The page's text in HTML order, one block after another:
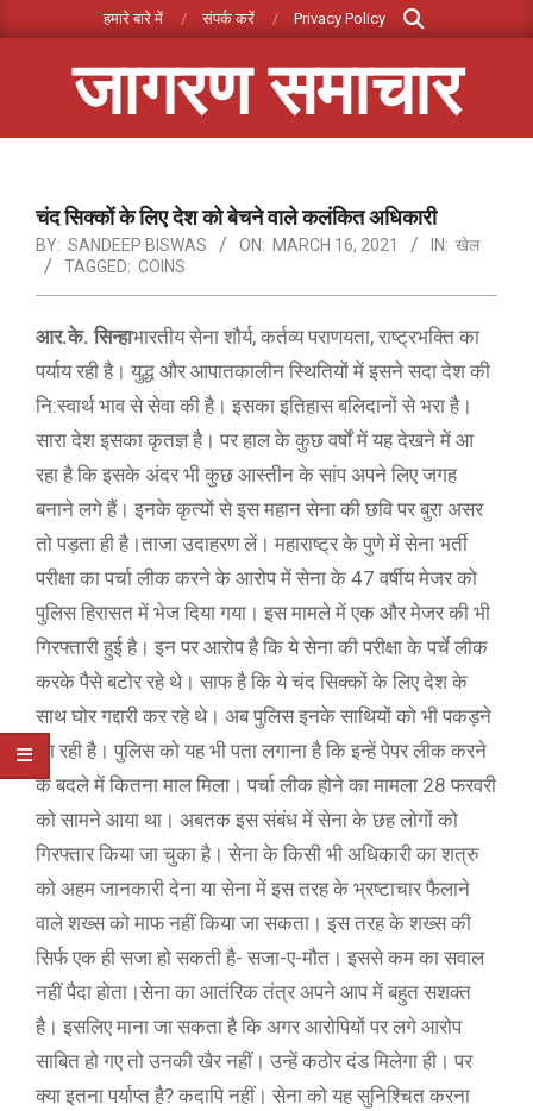
to
हमारे बारे में संपर्क करें Privacy Policy
Search
जागरण समाचार
Menuचंद सिक्कों के लिए देश को बेचने वाले कलंकित अधिकारी
BY: SANDEEP BISWAS ON: MARCH 16, 2021 IN: खेल
TAGGED: COINS
आर.के. सिन्हाभारतीय सेना शौर्य, कर्तव्य पराणयता, राष्ट्रभक्ति का
पर्याय रही है। युद्ध और आपातकालीन स्थितियों में इसने सदा देश की
नि:स्वार्थ भाव से सेवा की है। इसका इतिहास बलिदानों से भरा है।
सारा देश इसका कृतज्ञ है। पर हाल के कुछ वर्षों में यह देखने में आ
रहा है कि इसके अंदर भी कुछ आस्तीन के सांप अपने लिए जगह
बनाने लगे हैं। इनके कृत्यों से इस महान सेना की छवि पर बुरा असर
तो पड़ता ही है।ताजा उदाहरण लें। महाराष्ट्र के पुणे में सेना भर्ती
परीक्षा का पर्चा लीक करने के आरोप में सेना के 47 वर्षीय मेजर को
पुलिस हिरासत में भेज दिया गया। इस मामले में एक और मेजर की भी
गिरफ्तारी हुई है। इन पर आरोप है कि ये सेना की परीक्षा के पर्चे लीक
करके पैसे बटोर रहे थे। साफ है कि ये चंद सिक्कों के लिए देश के
साथ घोर गद्दारी कर रहे थे। अब पुलिस इनके साथियों को भी पकड़ने
जा रही है। पुलिस को यह भी पता लगाना है कि इन्हें पेपर लीक करने
के बदले में कितना माल मिला। पर्चा लीक होने का मामला 28 फरवरी
को सामने आया था। अबतक इस संबंध में सेना के छह लोगों को
गिरफ्तार किया जा चुका है। सेना के किसी भी अधिकारी का शत्रु
को अहम जानकारी देना या सेना में इस तरह के भ्रष्टाचार फैलाने
वाले शख्स को माफ नहीं किया जा सकता। इस तरह के शख्स की
सिर्फ एक ही सजा हो सकती है- सजा-ए-मौत। इससे कम का सवाल
नहीं पैदा होता।सेना का आतंरिक तंत्र अपने आप में बहुत सशक्त
है। इसलिए माना जा सकता है कि अगर आरोपियों पर लगे आरोप
साबित हो गए तो उनकी खैर नहीं। उन्हें कठोर दंड मिलेगा ही। पर
क्या इतना पर्याप्त है? कदापि नहीं। सेना को यह सुनिश्चित करना